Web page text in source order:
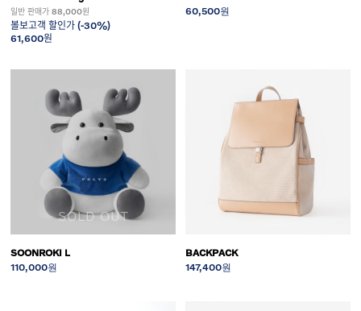
일반 판매가 88,000원
볼보고객 할인가 (-30%)
61,600원
60,500원
SOLD OUT
SOONROKI L
110,000원
BACKPACK
147,400원